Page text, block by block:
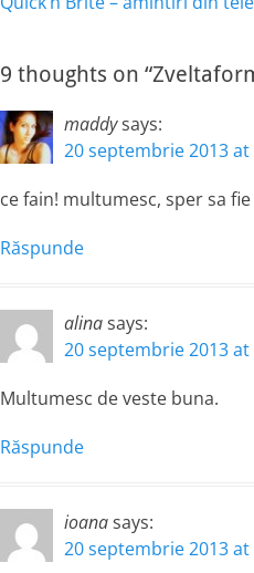
în
articole
9 thoughts on
maddysays:
20 septembrie 2013 at
ce fain! multumesc, sper sa
Răspunde
alinasays:
20 septembrie 2013 at
Multumesc de veste buna.
Răspunde
ioanasays:
20 septembrie 2013 at